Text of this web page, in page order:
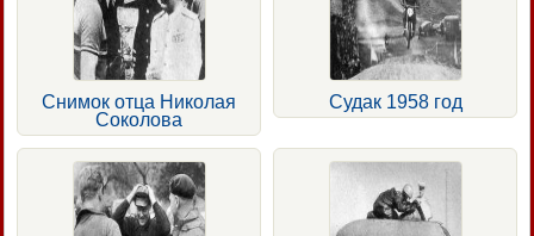
Снимок отца Николая
Соколова
Судак 1958 год